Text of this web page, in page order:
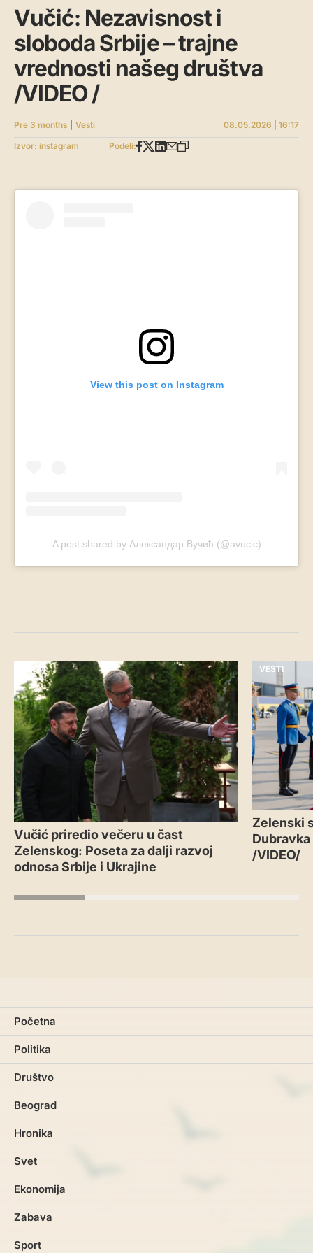
Vučić: Nezavisnost i
sloboda Srbije – trajne
vrednosti našeg društva
/VIDEO /
Pre 3 months Vesti
08.05.2026 | 16:17
Izvor: instagram
Podeli:
View this post on Instagram
A post shared by Александар Вучић (@avucic)
VESTI
Vučić priredio večeru u čast
Zelenskog: Poseta za dalji razvoj
odnosa Srbije i Ukrajine
VESTI
Zelenski
/VIDEO/
Početna
Politika
Društvo
Beograd
Hronika
Svet
Ekonomija
Zabava
Sport